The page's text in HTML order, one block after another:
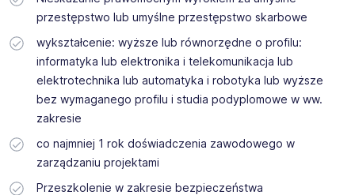
przestępstwo lub umyślne przestępstwo skarbowe
wykształcenie: wyższe lub równorzędne o profilu:
informatyka lub elektronika i telekomunikacja lub
elektrotechnika lub automatyka i robotyka lub wyższe
bez wymaganego profilu i studia podyplomowe w ww.
zakresie
co najmniej 1 rok doświadczenia zawodowego w
zarządzaniu projektami
Przeszkolenie w zakresie bezpieczeństwa